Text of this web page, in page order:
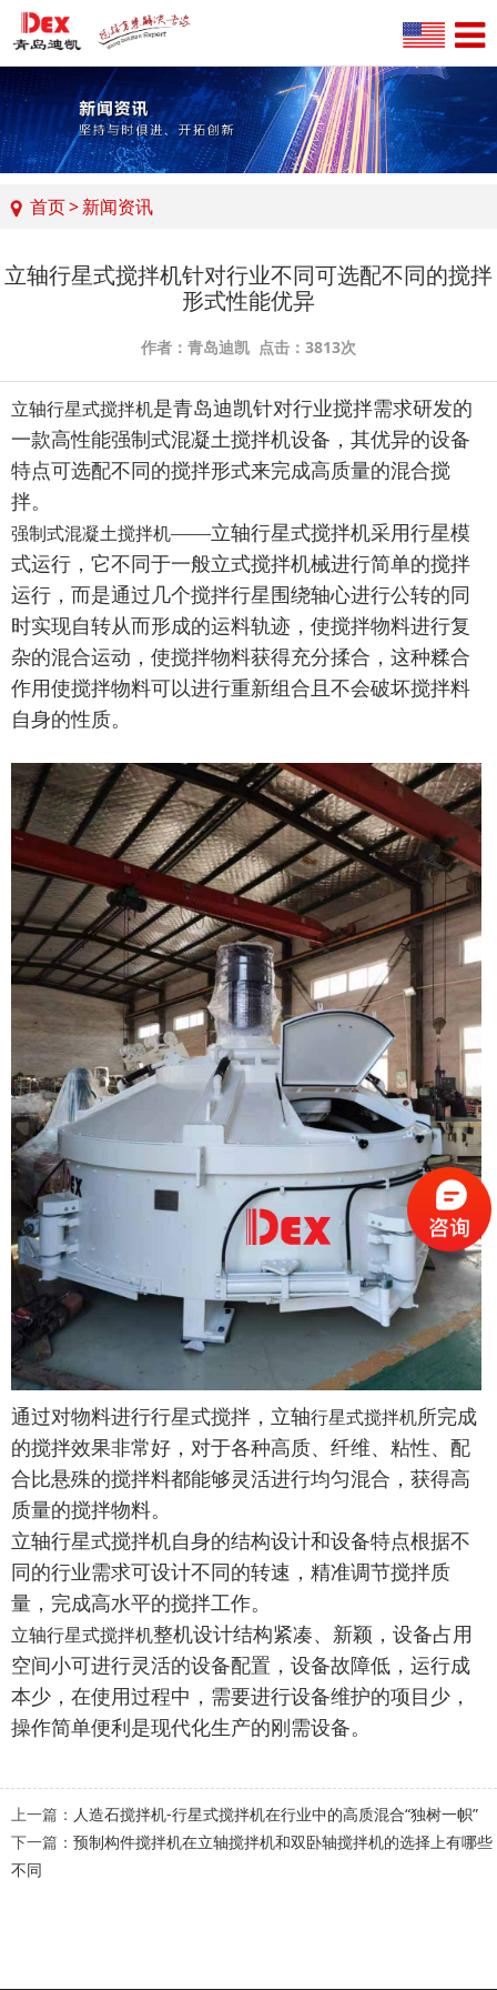
首页>新闻资讯
立轴行星式搅拌机针对行业不同可选配不同的搅拌
形式性能优异
作者：青岛迪凯 点击：3813次
立轴行星式搅拌机是青岛迪凯针对行业搅拌需求研发的
一款高性能强制式混凝土搅拌机设备，其优异的设备
特点可选配不同的搅拌形式来完成高质量的混合搅
拌。
强制式混凝土搅拌机——立轴行星式搅拌机采用行星模
式运行，它不同于一般立式搅拌机械进行简单的搅拌
运行，而是通过几个搅拌行星围绕轴心进行公转的同
时实现自转从而形成的运料轨迹，使搅拌物料进行复
杂的混合运动，使搅拌物料获得充分揉合，这种糅合
作用使搅拌物料可以进行重新组合且不会破坏搅拌料
自身的性质。
通过对物料进行行星式搅拌，立轴行星式搅拌机所完成
的搅拌效果非常好，对于各种高质、纤维、粘性、配
合比悬殊的搅拌料都能够灵活进行均匀混合，获得高
质量的搅拌物料。
立轴行星式搅拌机自身的结构设计和设备特点根据不
同的行业需求可设计不同的转速，精准调节搅拌质
量，完成高水平的搅拌工作。
立轴行星式搅拌机整机设计结构紧凑、新颖，设备占用
空间小可进行灵活的设备配置，设备故障低，运行成
本少，在使用过程中，需要进行设备维护的项目少，
操作简单便利是现代化生产的刚需设备。
上一篇： 人造石搅拌机-行星式搅拌机在行业中的高质混合“独树一帜”
下一篇： 预制构件搅拌机在立轴搅拌机和双卧轴搅拌机的选择上有哪些
不同